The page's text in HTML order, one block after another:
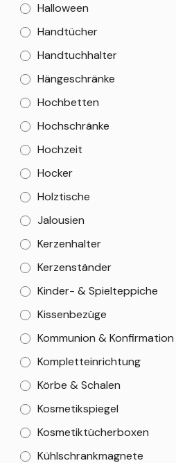
Halloween
Handtücher
Handtuchhalter
Hängeschränke
Hochbetten
Hochschränke
Hochzeit
Hocker
Holztische
Jalousien
Kerzenhalter
Kerzenständer
Kinder- & Spielteppiche
Kissenbezüge
Kommunion & Konfirmation
Kompletteinrichtung
Körbe & Schalen
Kosmetikspiegel
Kosmetiktücherboxen
Kühlschrankmagnete